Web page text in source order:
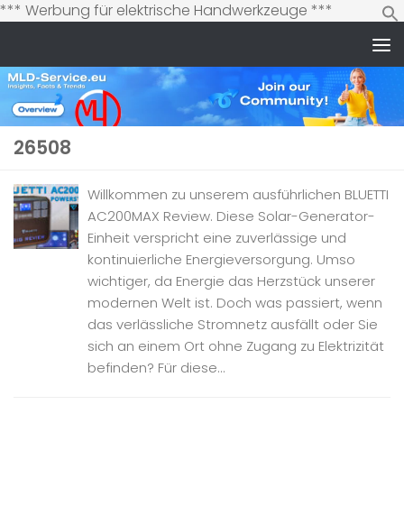
*** Werbung für elektrische Handwerkzeuge ***
Inhalt
26508
Willkommen zu unserem ausführlichen BLUETTI
AC200MAX Review. Diese Solar-Generator-
Einheit verspricht eine zuverlässige und
kontinuierliche Energieversorgung. Umso
wichtiger, da Energie das Herzstück unserer
modernen Welt ist. Doch was passiert, wenn
das verlässliche Stromnetz ausfällt oder Sie
sich an einem Ort ohne Zugang zu Elektrizität
befinden? Für diese...